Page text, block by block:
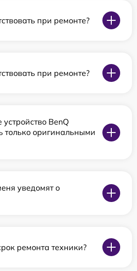
при ремонте?
при ремонте?
BenQ
только оригинальными
уведомят о
ремонта техники?